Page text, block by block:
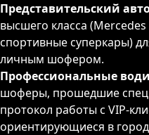
Представительский
высшего класса
спортивные суперкары)
личным шофером.
Профессиональные
шоферы, прошедшие
протокол работы с VIP-
ориентирующиеся в